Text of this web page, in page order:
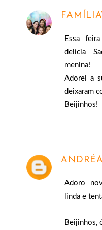
Essa
delícia
menina!
Adorei a
deixaram
Beijinhos!
Adoro
linda e
Beijinhos,